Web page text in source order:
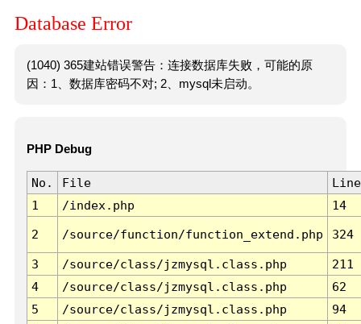
Database Error
(1040) 365建站错误警告：连接数据库失败，可能的原
因：1、数据库密码不对; 2、mysql未启动。
PHP Debug
No. File
Line
1
/index.php 14
2 /source/function/function_extend.php 324
3 /source/class/jzmysql.class.php
211
4
/source/class/jzmysql.class.php
62
5
/source/class/jzmysql.class.php
94